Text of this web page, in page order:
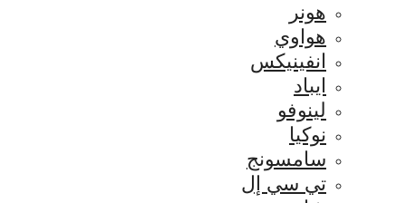
هونر
هواوي
انفينيكس
ايباد
لينوفو
نوكيا
سامسونج
تي سي إل